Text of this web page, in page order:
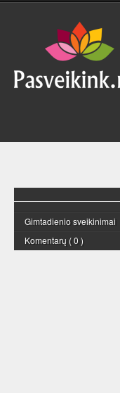
Gimtadienio sveikinimai
Komentarų ( 0 )